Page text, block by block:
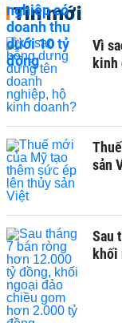
Tin mới
Vì
kinh
sản
Sau
khối